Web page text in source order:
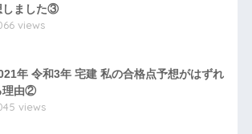
しました③
views
年 令和3年 宅建 私の合格点予想がはずれ
理由②
views